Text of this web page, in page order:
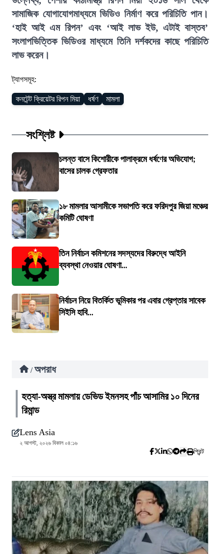
সামাজিক যোগাযোগমাধ্যমে ভিডিও নির্মাণ করে পরিচিতি পান।
‘হাই আই এম রিপন’ এবং ‘আই লাভ ইউ, এটাই বাস্তব’
সংলাপভিত্তিক ভিডিওর মাধ্যমে তিনি দর্শকদের কাছে পরিচিতি
লাভ করেন।
ট্যাগসমূহ:
কনটেন্ট ক্রিয়েটর রিপন মিয়া ধর্ষণ মামলা
সংশ্লিষ্ট
চলন্ত বাসে কিশোরীকে পালাক্রমে ধর্ষণের অভিযোগ;
বাসের চালক গ্রেফতার
১৮ মামলার আসামীকে সভাপতি করে ফরিদপুর জিয়া মঞ্চের
কমিটি ঘোষণা
তিন নির্বাচন কমিশনের সদস্যদের বিরুদ্ধে আইনি
ব্যবস্থা নেওয়ার ঘোষণা...
নির্বাচন নিয়ে বিতর্কিত ভূমিকার পর এবার গ্রেপ্তার সাবেক
সিইসি হাবি...
/ অপরাধ
হত্যা-অস্ত্র মামলায় ডেভিড ইমনসহ পাঁচ আসামির ১০ দিনের
রিমান্ড
Lens Asia
২ আগস্ট, ২০২৬ বিকাল ০৪:১৬
প্রিন্ট